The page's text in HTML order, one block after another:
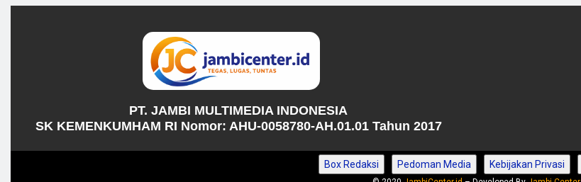
PT. JAMBI MULTIMEDIA INDONESIA
SK KEMENKUMHAM RI Nomor: AHU-0058780-AH.01.01 Tahun 2017
Box Redaksi Pedoman Media Kebijakan Privasi